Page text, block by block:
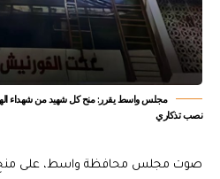
مجلس واسط يقرر: منح كل شهيد من شهداء
نصب تذكاري
صوت مجلس محافظة واسط، على